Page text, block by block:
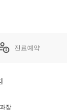
진료예약
과장